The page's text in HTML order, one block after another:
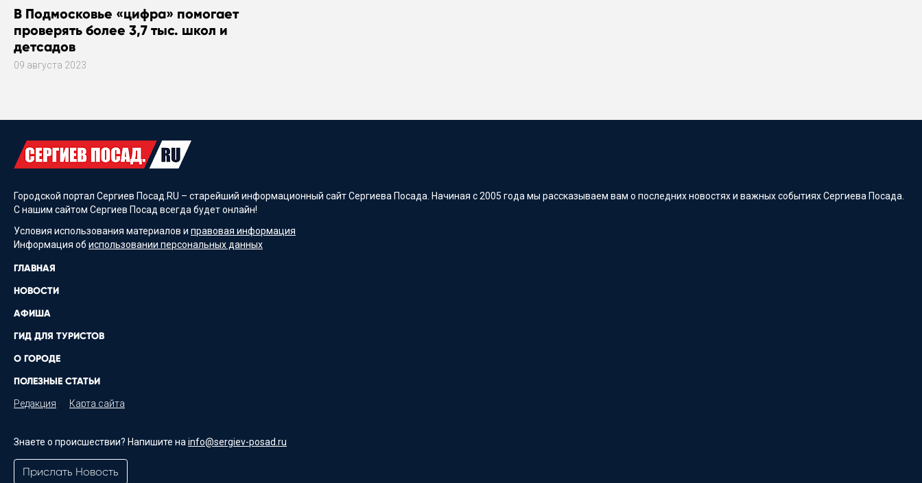
В Подмосковье «цифра» помогает
проверять более 3,7 тыс. школ и
детсадов
09 августа 2023
Городской портал Сергиев Посад.RU – старейший информационный сайт Сергиева Посада. Начиная с 2005 года мы рассказываем вам о последних новостях и важных событиях Сергиева Посада.
С нашим сайтом Сергиев Посад всегда будет онлайн!
Условия использования материалов и правовая информация
Информация об использовании персональных данных
ГЛАВНАЯ
НОВОСТИ
АФИША
ГИД ДЛЯ ТУРИСТОВ
О ГОРОДЕ
ПОЛЕЗНЫЕ СТАТЬИ
Редакция Карта сайта
Знаете о происшествии? Напишите на info@sergiev-posad.ru
Прислать Новость